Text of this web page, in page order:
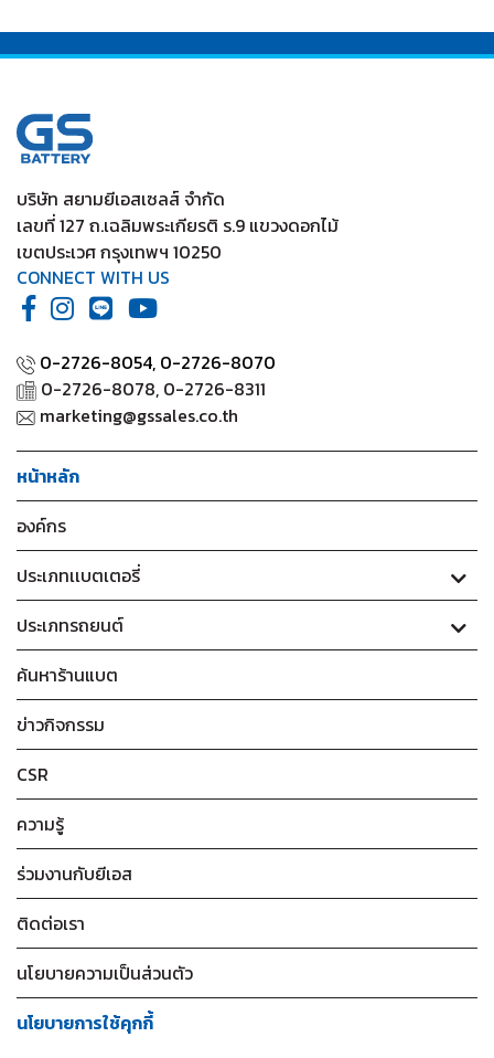
บริษัท สยามยีเอสเซลส์ จำกัด
เลขที่ 127 ถ.เฉลิมพระเกียรติ ร.9 แขวงดอกไม้
เขตประเวศ กรุงเทพฯ 10250
CONNECT WITH US
0-2726-8054, 0-2726-8070
0-2726-8078, 0-2726-8311
marketing@gssales.co.th
หน้าหลัก
องค์กร
ประเภทเเบตเตอรี่
ประเภทรถยนต์
ค้นหาร้านแบต
ข่าวกิจกรรม
CSR
ความรู้
ร่วมงานกับยีเอส
ติดต่อเรา
นโยบายความเป็นส่วนตัว
นโยบายการใช้คุกกี้